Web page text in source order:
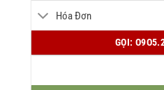
Hóa Đơn
GỌI: